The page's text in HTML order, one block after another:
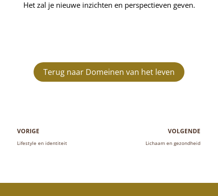
Het zal je nieuwe inzichten en perspectieven geven.
Terug naar Domeinen van het leven
Vorige
VORIGE
Lifestyle en identiteit
VOLGENDE
Lichaam en gezondheid